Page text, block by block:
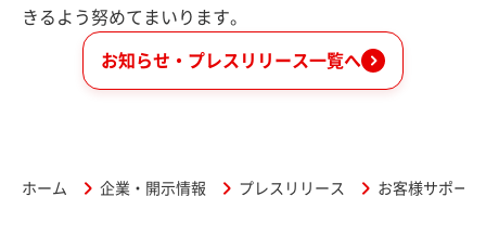
きるよう努めてまいります。
お知らせ・プレスリリース一覧へ
ホーム 企業・開示情報 プレスリリース お客様サポー